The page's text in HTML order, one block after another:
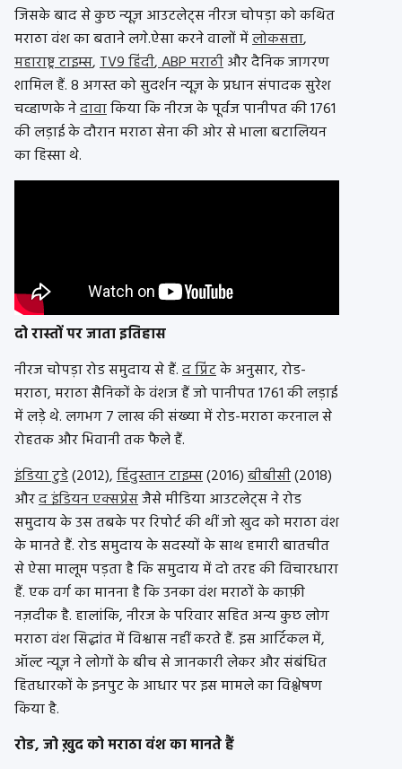
जिसके बाद से कुछ न्यूज़ आउटलेट्स नीरज चोपड़ा को कथित
मराठा वंश का बताने लगे.ऐसा करने वालों मेंलोकसत्ता,
महाराष्ट्र टाइम्स,TV9 हिंदी,ABP मराठीऔर दैनिक जागरण
शामिल हैं. 8 अगस्त को सुदर्शन न्यूज़ के प्रधान संपादक सुरेश
चव्हाणके नेदावाकिया कि नीरज के पूर्वज पानीपत की 1761
की लड़ाई के दौरान मराठा सेना की ओर से भाला बटालियन
का हिस्सा थे.
दो रास्तों पर जाता इतिहास
नीरज चोपड़ा रोड समुदाय से हैं.द प्रिंटके अनुसार, रोड-
मराठा, मराठा सैनिकों के वंशज हैं जो पानीपत 1761 की लड़ाई
में लड़े थे. लगभग 7 लाख की संख्या में रोड-मराठा करनाल से
रोहतक और भिवानी तक फैले हैं.
इंडिया टुडे(2012),हिंदुस्तान टाइम्स(2016)बीबीसी(2018)
औरद इंडियन एक्सप्रेसजैसे मीडिया आउटलेट्स ने रोड
समुदाय के उस तबके पर रिपोर्ट की थीं जो खुद को मराठा वंश
के मानते हैं. रोड समुदाय के सदस्यों के साथ हमारी बातचीत
से ऐसा मालूम पड़ता है कि समुदाय में दो तरह की विचारधारा
हैं. एक वर्ग का मानना ​​है कि उनका वंश मराठों के काफ़ी
नज़दीक है. हालांकि, नीरज के परिवार सहित अन्य कुछ लोग
मराठा वंश सिद्धांत में विश्वास नहीं करते हैं. इस आर्टिकल में,
ऑल्ट न्यूज़ ने लोगों के बीच से जानकारी लेकर और संबंधित
हितधारकों के इनपुट के आधार पर इस मामले का विश्लेषण
किया है.
रोड, जो ख़ुद को मराठा वंश का मानते हैं